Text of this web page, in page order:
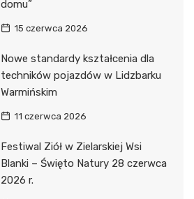
domu”
15 czerwca 2026
Nowe standardy kształcenia dla
techników pojazdów w Lidzbarku
Warmińskim
11 czerwca 2026
Festiwal Ziół w Zielarskiej Wsi
Blanki – Święto Natury 28 czerwca
2026 r.